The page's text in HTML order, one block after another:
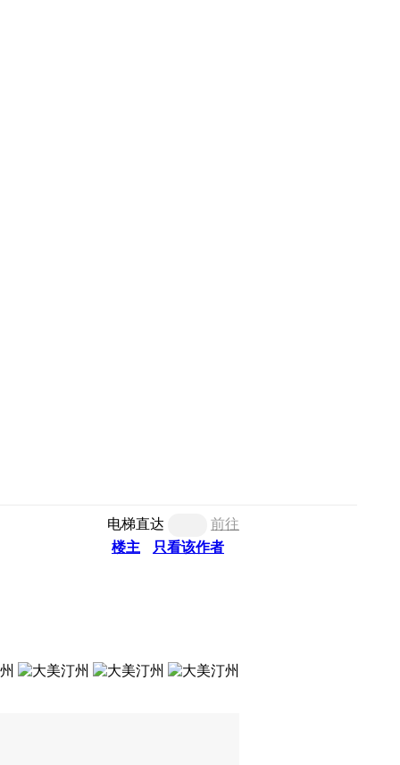
电梯直达
前往
楼主
只看该作者